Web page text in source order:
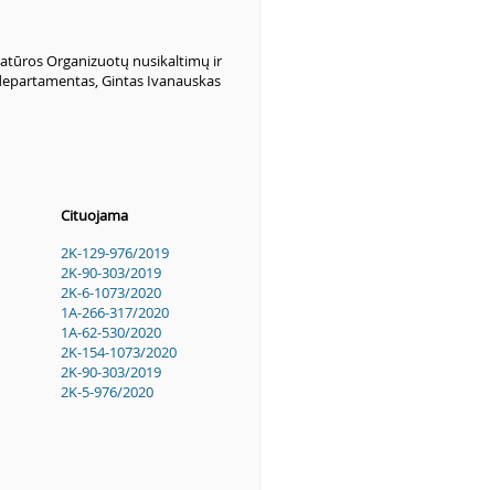
Organizuotų nusikaltimų ir
Gintas Ivanauskas
Cituojama
2K-129-976/2019
2K-90-303/2019
2K-6-1073/2020
1A-266-317/2020
1A-62-530/2020
2K-154-1073/2020
2K-90-303/2019
2K-5-976/2020